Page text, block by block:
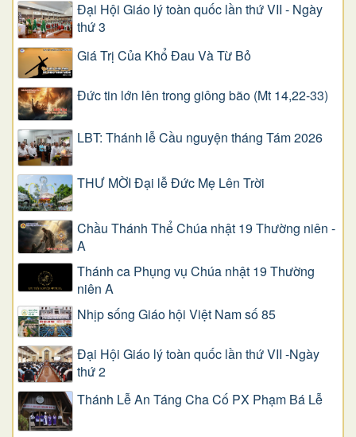
Đại Hội Giáo lý toàn quốc lần thứ VII - Ngày
thứ 3
Giá Trị Của Khổ Ðau Và Từ Bỏ
Đức tin lớn lên trong giông bão (Mt 14,22-33)
LBT: Thánh lễ Cầu nguyện tháng Tám 2026
THƯ MỜI Đại lễ Đức Mẹ Lên Trời
Chầu Thánh Thể Chúa nhật 19 Thường niên -
A
Thánh ca Phụng vụ Chúa nhật 19 Thường
niên A
Nhịp sống Giáo hội Việt Nam số 85
Đại Hội Giáo lý toàn quốc lần thứ VII -Ngày
thứ 2
Thánh Lễ An Táng Cha Cố PX Phạm Bá Lễ